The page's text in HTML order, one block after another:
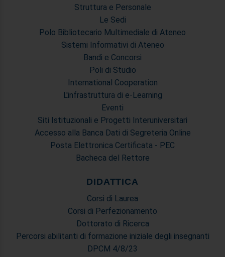
Struttura e Personale
Le Sedi
Polo Bibliotecario Multimediale di Ateneo
Sistemi Informativi di Ateneo
Bandi e Concorsi
Poli di Studio
International Cooperation
L'infrastruttura di e-Learning
Eventi
Siti Istituzionali e Progetti Interuniversitari
Accesso alla Banca Dati di Segreteria Online
Posta Elettronica Certificata - PEC
Bacheca del Rettore
DIDATTICA
Corsi di Laurea
Corsi di Perfezionamento
Dottorato di Ricerca
Percorsi abilitanti di formazione iniziale degli insegnanti
DPCM 4/8/23